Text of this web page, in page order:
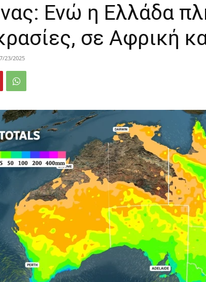
Ενώ η Ελλάδα
σε Αφρική
23/2025